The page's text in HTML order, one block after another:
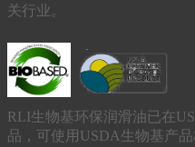
关行业。
RLI生物基环保润滑油已在
品，可使用USDA生物基产品